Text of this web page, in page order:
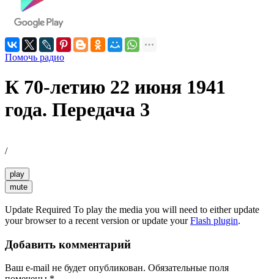
Помочь радио
К 70-летию 22 июня 1941
года. Передача 3
/
play
mute
Update Required To play the media you will need to either update
your browser to a recent version or update yourFlash plugin.
Добавить комментарий
Ваш e-mail не будет опубликован. Обязательные поля